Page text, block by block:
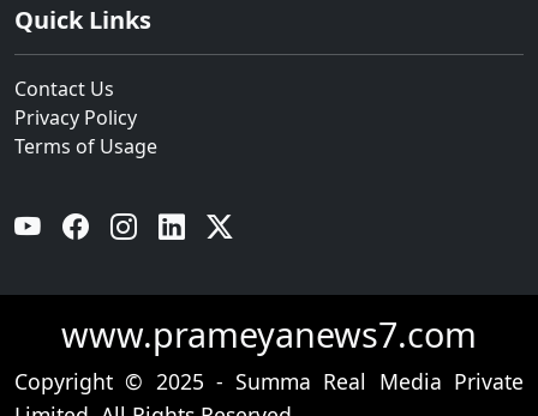
Quick Links
Contact Us
Privacy Policy
Terms of Usage
YouTube Facebook Instagram Linkedin
www.prameyanews7.com
Copyright © 2025 - Summa Real Media Private